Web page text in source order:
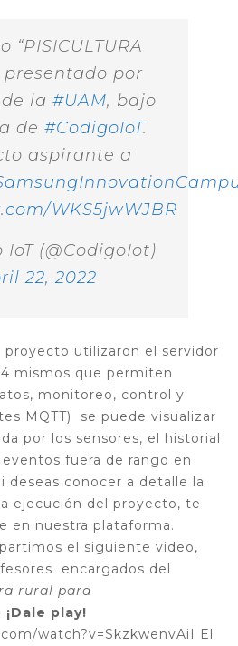
“PISICULTURA
presentado por
la #UAM, bajo
de #CodigoIoT.
aspirante a
WKS5jwWJBR
(@CodigoIot)
22, 2022
proyecto utilizaron el servidor
mismos que permiten
monitoreo, control y
MQTT) se puede visualizar
por los sensores, el historial
fuera de rango en
deseas conocer a detalle la
ejecución del proyecto, te
en nuestra plataforma.
el siguiente video,
encargados del
rural para
¡Dale play!
watch?v=SkzkwenvAiI El